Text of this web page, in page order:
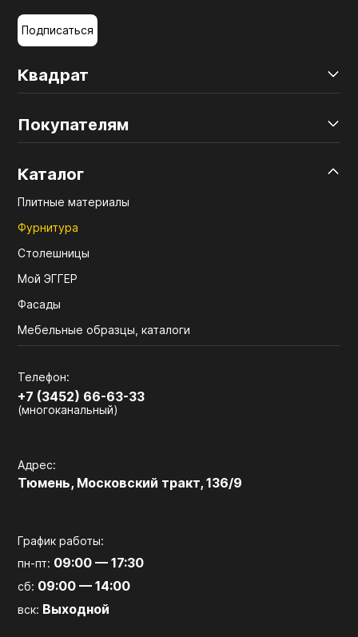
Квадрат
Покупателям
Каталог
Плитные материалы
Фурнитура
Столешницы
Мой ЭГГЕР
Фасады
Мебельные образцы, каталоги
Телефон:
+7 (3452) 66-63-33
(многоканальный)
Адрес:
Тюмень, Московский тракт, 136/9
График работы:
пн-пт: 09:00 — 17:30
сб: 09:00 — 14:00
вск: Выходной
Подписаться